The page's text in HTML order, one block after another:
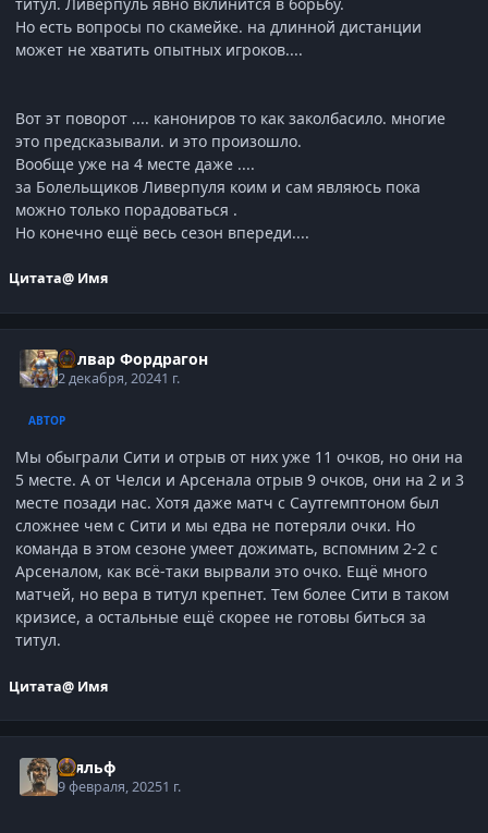
Но есть вопросы по скамейке. на длинной дистанции
может не хватить опытных игроков....
Вот эт поворот .... канониров то как заколбасило. многие
это предсказывали. и это произошло.
Вообще уже на 4 месте даже ....
за Болельщиков Ливерпуля коим и сам являюсь пока
можно только порадоваться .
Но конечно ещё весь сезон впереди....
Цитата@ Имя
Болвар Фордрагон
2 декабря, 20241 г.
АВТОР
Мы обыграли Сити и отрыв от них уже 11 очков, но они на
5 месте. А от Челси и Арсенала отрыв 9 очков, они на 2 и 3
месте позади нас. Хотя даже матч с Саутгемптоном был
сложнее чем с Сити и мы едва не потеряли очки. Но
команда в этом сезоне умеет дожимать, вспомним 2-2 с
Арсеналом, как всё-таки вырвали это очко. Ещё много
матчей, но вера в титул крепнет. Тем более Сити в таком
кризисе, а остальные ещё скорее не готовы биться за
титул.
Цитата@ Имя
Тьяльф
9 февраля, 20251 г.